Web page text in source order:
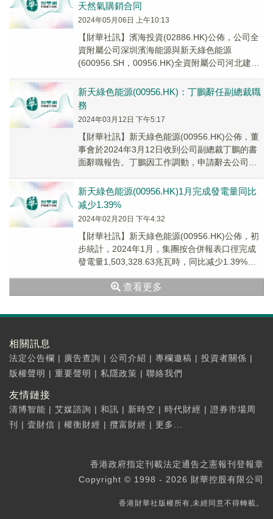
天然氣購銷合同
2024年05月06日 上午10:13
【財華社訊】濱海投資(02886.HK)公佈，公司全
資附屬公司深圳濱海能源與新天綠色能源
(600956.SH，00956.HK)全資附屬公司河北建投
新天綠色能源(00956.HK)：丁鵬辭任副總裁職
務
2024年03月12日 下午5:17
【財華社訊】新天綠色能源(00956.HK)公佈，董
事會於2024年3月12日收到公司副總裁丁鵬的書
面辭職報告。丁鵬因工作調動，申請辭去公司副
新天綠色能源(00956.HK)1月完成發電量同比
减少1.39%
2024年02月20日 下午4:32
【財華社訊】新天綠色能源(00956.HK)公佈，初
步統計，2024年1月，集團按合併報表口徑完成
發電量1,503,328.63兆瓦時，同比减少1.39%。1
查看更多
相關訊息
法定公告欄 | 廣告查詢 | 公司介紹 | 專欄邀稿 | 投資者關係 |
版權聲明 | 重要聲明 | 私隱政策 | 聯絡我們
友情鏈接
清博智能 | 艾媒諮詢 | 和訊 | 新時空 | 時代財經 | 證券市場周
刊
| 壹財信 | 權衡財經 | 攬富財經 | 更多...
香港政府指定刊載法定通告之憲報刊登報章
Copyright © 1998 - 2026 財華控股有限公司
香港財華社版權所有,未經同意不得轉載。